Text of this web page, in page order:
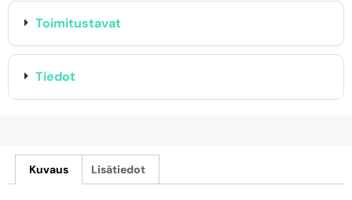
Toimitustavat
Tiedot
Kuvaus Lisätiedot